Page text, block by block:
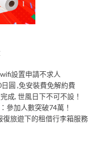
設置申請不求人
圓 ,免安裝費免解約費
成, 世風日下不可不設！
參加人數突破74萬！
復旅遊下的租借行李箱服務